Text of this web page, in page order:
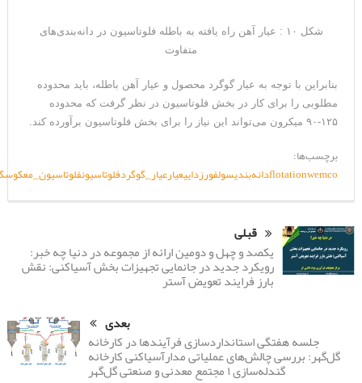
شکل ۱۰ : عیار آهن راه یافته به باطله فلوتاسیون در دانه‌بندی‌های
متفاوت
بنابراین با توجه به عیار گوگرد محصول و عیار آهن باطله، باید محدوده
مطلوبی را برای کار در بخش فلوتاسیون در نظر گرفت که محدوده
۱۲۵-۹۰ میکرون می‌تواند این نیاز را برای بخش فلوتاسیون برآورده کند.
برچسب‌ها:
flotationwemco دانه‌بندیسولفورزداییعیارعیار_گوگردفلوتاسیونفلوتاسیون_معکوس
قبلی
یکصد و چهل و دومین ارائه از مجموعه در دنیا چه خبر:
رویکرد جدید در جانمایی تجهیزات بخش آسیاکنی: نقش
بارز فرایند تعویض آستر
بعدی
جلسه هفتگی استانداردسازی فرآیندها در کارخانه
گل‌گهر: بررسی چالش‌های عملیاتی مدارآسیاکنی کارخانه
گندله‌سازی ۱ مجتمع معدنی و صنعتی گل‌گهر